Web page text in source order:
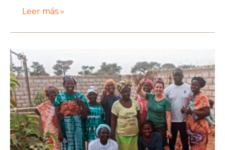
Este
2024
entrega
material
en
Toucar
gracias
a
Tamara
Leer más »